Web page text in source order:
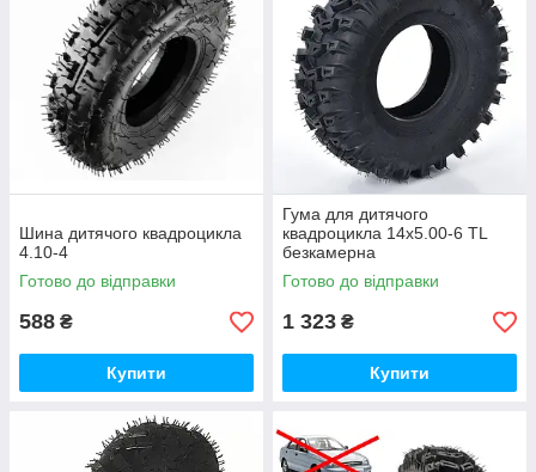
Шина дитячого квадроцикла
4.10-4
Готово до відправки
588 ₴
Купити
Гума для дитячого
квадроцикла 14x5.00-6 TL
безкамерна
Готово до відправки
1 323 ₴
Купити